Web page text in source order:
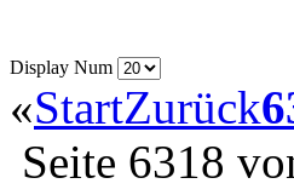
Display Num
«StartZurück
Seite 6318